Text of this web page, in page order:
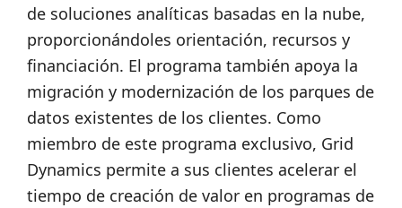
de soluciones analíticas basadas en la nube,
proporcionándoles orientación, recursos y
financiación. El programa también apoya la
migración y modernización de los parques de
datos existentes de los clientes. Como
miembro de este programa exclusivo, Grid
Dynamics permite a sus clientes acelerar el
tiempo de creación de valor en programas de